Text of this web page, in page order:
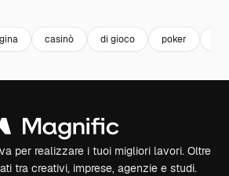
casinò di gioco poker
per realizzare i tuoi migliori lavori. Oltre
tra creativi, imprese, agenzie e studi.